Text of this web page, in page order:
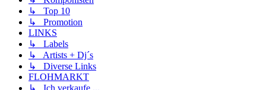
↳ Top 10
↳ Promotion
LINKS
↳ Labels
↳ Artists + Dj´s
↳ Diverse Links
FLOHMARKT